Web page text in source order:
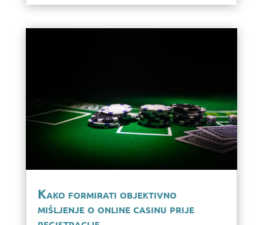
Kako formirati objektivno
mišljenje o online casinu prije